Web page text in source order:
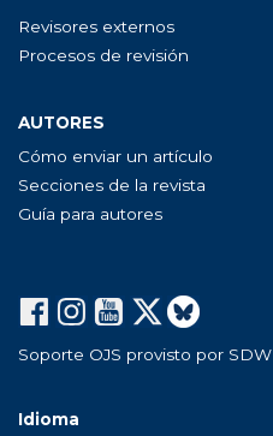
Revisores externos
Procesos de revisión
AUTORES
Cómo enviar un artículo
Secciones de la revista
Guía para autores
Soporte OJS provisto por SDW
Idioma